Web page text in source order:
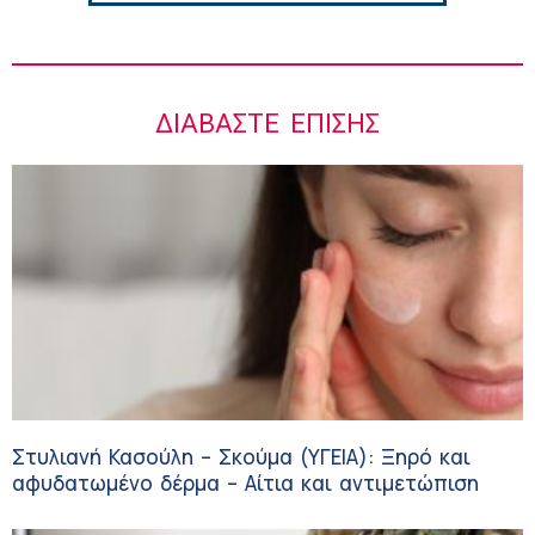
ΔΙΑΒΆΣΤΕ ΕΠΊΣΗΣ
Στυλιανή Κασούλη – Σκούμα (ΥΓΕΙΑ): Ξηρό και
αφυδατωμένο δέρμα – Αίτια και αντιμετώπιση